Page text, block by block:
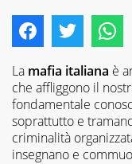
La mafia italiana è
che affliggono il
fondamentale
soprattutto e
criminalità
insegnano e